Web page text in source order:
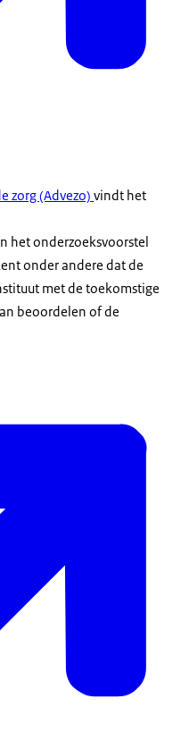
zorg (Advezo) vindt het
het onderzoeksvoorstel
onder andere dat de
met de toekomstige
beoordelen of de